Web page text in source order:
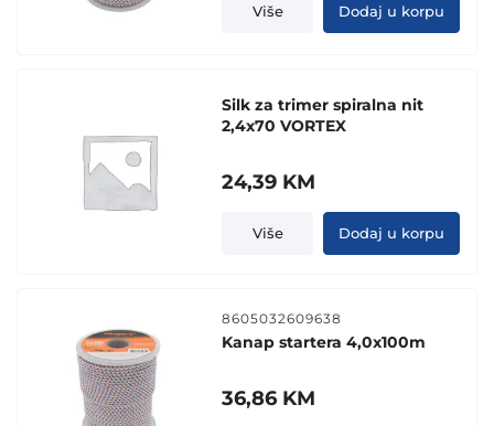
Više Dodaj u korpu
Silk za trimer spiralna nit
2,4x70 VORTEX
24,39 KM
Više Dodaj u korpu
8605032609638
Kanap startera 4,0x100m
36,86 KM